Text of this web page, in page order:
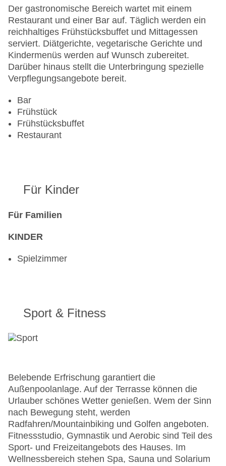
Lift
Anzahl der Konferenzräume: 1
Anzahl der Aufzüge: 1
Haustiere: gegen Gebühr
Zimmerservice
Gesamtanzahl der Stockwerke: 4
Gesamtanzahl der Zimmer: 358
Zahlungsarten: American Express, Diners Club,
Mastercard, Visa
Landeskategorie: 4 Sterne
Der gastronomische Bereich wartet mit einem
Restaurant und einer Bar auf. Täglich werden ein
reichhaltiges Frühstücksbuffet und Mittagessen
serviert. Diätgerichte, vegetarische Gerichte und
Kindermenüs werden auf Wunsch zubereitet.
Darüber hinaus stellt die Unterbringung spezielle
Verpflegungsangebote bereit.
Bar
Frühstück
Frühstücksbuffet
Restaurant
Für Kinder
Für Familien
KINDER
Spielzimmer
Sport & Fitness
Belebende Erfrischung garantiert die
Außenpoolanlage. Auf der Terrasse können die
Urlauber schönes Wetter genießen. Wem der Sinn
nach Bewegung steht, werden
Radfahren/Mountainbiking und Golfen angeboten.
Fitnessstudio, Gymnastik und Aerobic sind Teil des
Sport- und Freizeitangebots des Hauses. Im
Wellnessbereich stehen Spa, Sauna und Solarium